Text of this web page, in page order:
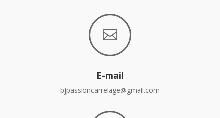

E-mail
bjpassioncarrelage@gmail.com